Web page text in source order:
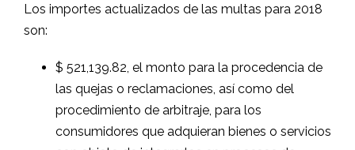
Los importes actualizados de las multas para 2018
son:
$ 521,139.82, el monto para la procedencia de
las quejas o reclamaciones, así como del
procedimiento de arbitraje, para los
consumidores que adquieran bienes o servicios